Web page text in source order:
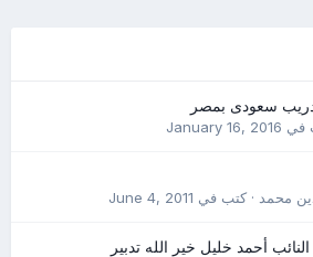
سعودى بمصر
في January 16, 2016
محمد· كتب في June 4, 2011
أحمد خليل خير الله تدبير